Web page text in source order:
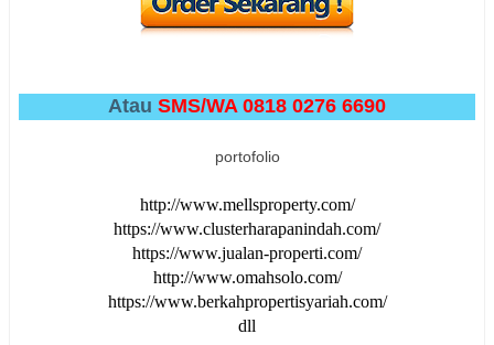
Atau SMS/WA 0818 0276 6690
portofolio
http://www.mellsproperty.com/
https://www.clusterharapanindah.com/
https://www.jualan-properti.com/
http://www.omahsolo.com/
https://www.berkahpropertisyariah.com/
dll